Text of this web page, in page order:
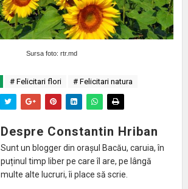
Sursa foto: rtr.md
# Felicitari flori # Felicitari natura
Despre Constantin Hriban
Sunt un blogger din orașul Bacău, caruia, în
puținul timp liber pe care îl are, pe lângă
multe alte lucruri, îi place să scrie.